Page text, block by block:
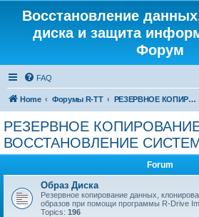
Восстановление
диска и защита
Форум
FAQ
Home Форумы R-TT РЕЗЕРВНОЕ КОПИРОВАНИЕ И ВОССТАНОВЛЕНИЕ СИСТЕМ
РЕЗЕРВНОЕ
ВОССТАНОВЛЕНИЕ
Forum
Образ Диска
Резервное копирование данных,
образов при помощи программы R-Drive
Topics: 196